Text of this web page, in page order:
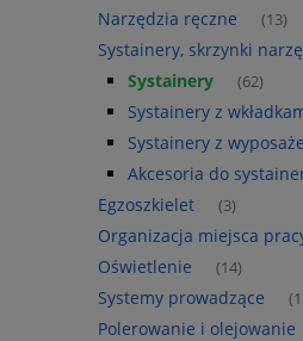
Narzędzia ręczne (13)
Systainery, skrzynki
Systainery (62)
Systainery z
Systainery z
Akcesoria do
Egzoszkielet (3)
Organizacja miejsca
Oświetlenie (14)
Systemy prowadzące
Polerowanie i olejowanie